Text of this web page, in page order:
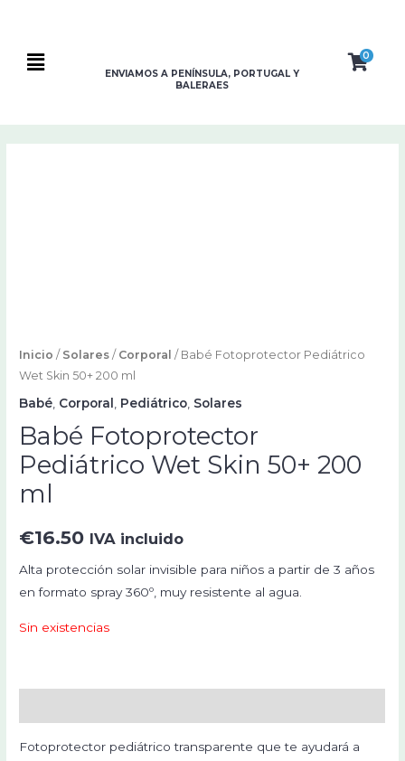
contenido
Flyout
ENVIAMOS A PENÍNSULA, PORTUGAL Y
BALERAES
0
Inicio / Solares / Corporal / Babé Fotoprotector Pediátrico
Wet Skin 50+ 200 ml
Babé Corporal Pediátrico Solares
Babé Fotoprotector
Pediátrico Wet Skin 50+ 200
ml
€16.50 IVA incluido
Alta protección solar invisible para niños a partir de 3 años
en formato spray 360º, muy resistente al agua.
Sin existencias
Fotoprotector pediátrico transparente que te ayudará a